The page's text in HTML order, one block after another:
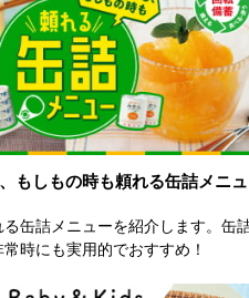
もしもの時も頼れる缶詰メニュ
缶詰メニューを紹介します。缶
時にも実用的でおすすめ！